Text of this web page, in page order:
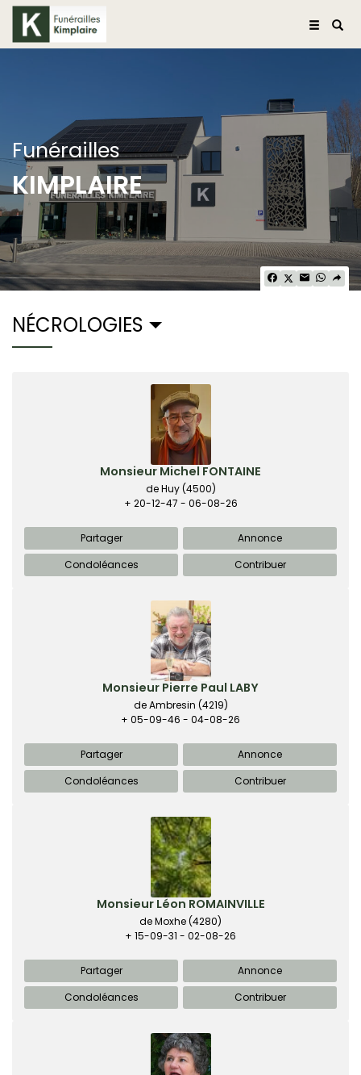
Funérailles
KIMPLAIRE
NÉCROLOGIES
Monsieur Michel FONTAINE
de Huy(4500)
+ 20-12-47 - 06-08-26
Partager
Annonce
Condoléances
Contribuer
Monsieur Pierre Paul LABY
de Ambresin (4219)
+ 05-09-46 - 04-08-26
Partager
Annonce
Condoléances
Contribuer
Monsieur Léon ROMAINVILLE
de Moxhe(4280)
+ 15-09-31 - 02-08-26
Partager
Annonce
Condoléances
Contribuer